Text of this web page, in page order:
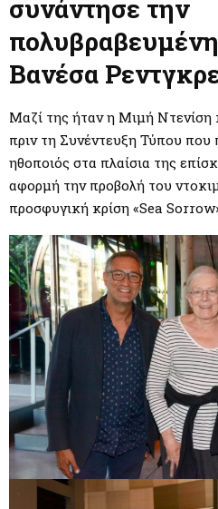
E
U
συνάντησε την
Βανέσα
Μαζί της ήταν η Μιμή Ντενίση
πριν τη Συνέντευξη Τύπου
ηθοποιός στα πλαίσια της
αφορμή την προβολή του
προσφυγική κρίση «Sea